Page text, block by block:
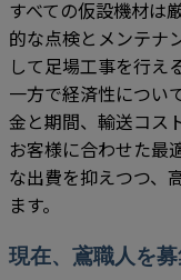
すべての仮設機材は
的な点検とメンテナ
して足場工事を行え
一方で経済性につい
金と期間、輸送コス
お客様に合わせた最
な出費を抑えつつ、
ます。
現在、鳶職人を募